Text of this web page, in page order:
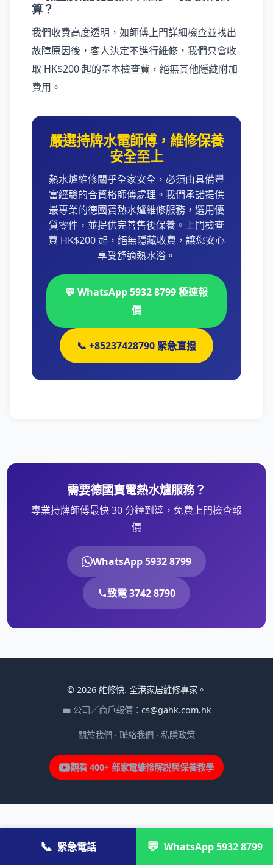
算？
我們收費高度透明，如師傅上門詳細檢查並找出
故障原因後，客人決定不進行維修，我們只會收
取 HK$200 起的基本檢查費，絕無其他隱藏附加
費用。
嚴選持牌水電師傅，維修保養
安全至上
熱水爐維修關乎全家安全，必須由具備豐
富經驗的合資格師傅處理。我們承諾提供
最專業的德國寶熱水爐維修服務，選用優
質零件，並提供完善售後保養。上門檢查
費 HK$200 起，絕無隱藏收費，讓您安心
享受舒適熱水浴。
💬 WhatsApp 5932 8799 極速報
價
📞 +85237428790 緊急直撥
需要德國寶電熱水爐服務？
專業持牌師傅最快 30 分鐘到達，免費上門檢查報
價
WhatsApp 5932 8799
致電 3742 8790
© 2026 維修快. 全港家居維修專家。
💼 公司／商戶報價： cs@gahk.com.hk
關於我們 · 聯絡我們 · 私隱政策
觀看 400+ 部家電維修解說與保養教學
📞 緊急電話 💬 WhatsApp 5932 8799